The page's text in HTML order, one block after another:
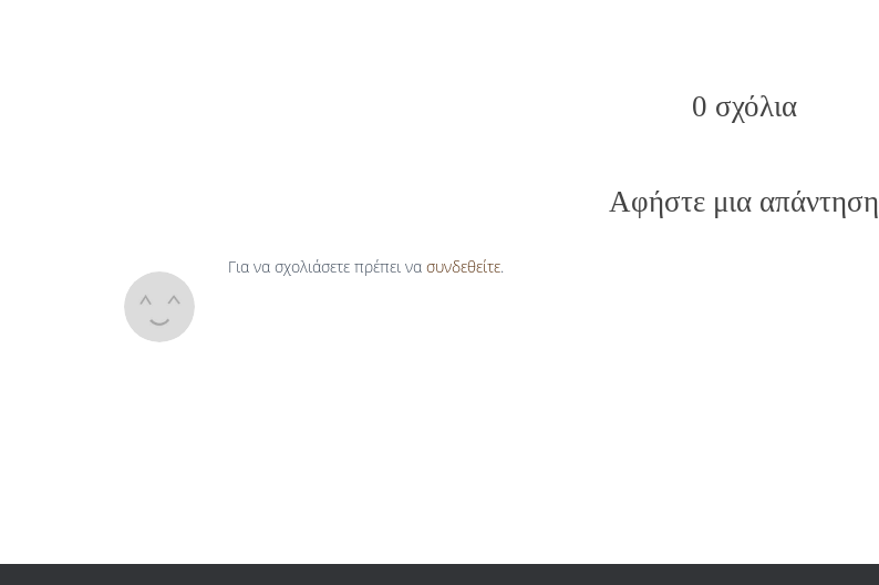
0 σχόλια
Αφήστε μια απάντηση
Για να σχολιάσετε πρέπει να συνδεθείτε.